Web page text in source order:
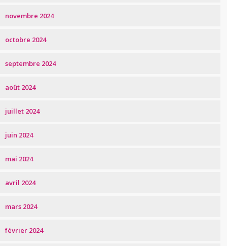
novembre 2024
octobre 2024
septembre 2024
août 2024
juillet 2024
juin 2024
mai 2024
avril 2024
mars 2024
février 2024